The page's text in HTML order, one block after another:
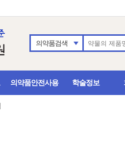
의약품검색
의약품안전사용 학술정보